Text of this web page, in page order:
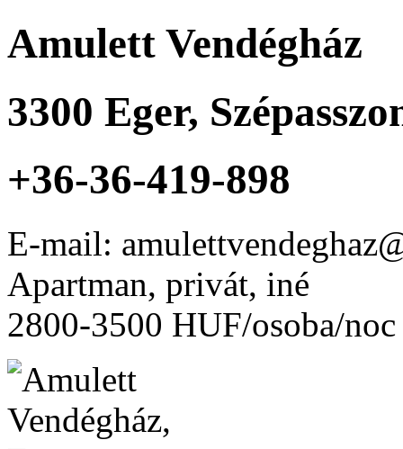
Amulett Vendégház
3300 Eger,
+36-36-419-898
E-mail:
Apartman, privát, iné
2800-3500 HUF/osoba/noc